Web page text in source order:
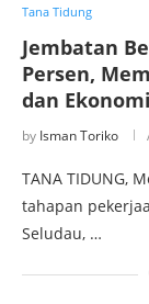
Tana Tidung
Jembatan
Persen,
dan
by Isman Toriko
TANA TIDUNG,
tahapan
Seludau, …